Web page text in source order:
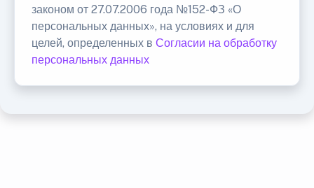
законом от 27.07.2006 года №152-ФЗ «О
персональных данных», на условиях и для
целей, определенных в Согласии на обработку
персональных данных